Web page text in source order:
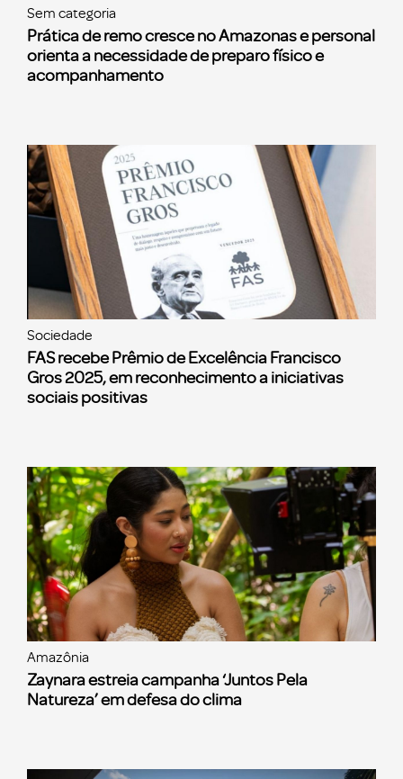
Sem categoria
Prática de remo cresce no Amazonas e personal
orienta a necessidade de preparo físico e
acompanhamento
Sociedade
FAS recebe Prêmio de Excelência Francisco
Gros 2025, em reconhecimento a iniciativas
sociais positivas
Amazônia
Zaynara estreia campanha ‘Juntos Pela
Natureza’ em defesa do clima